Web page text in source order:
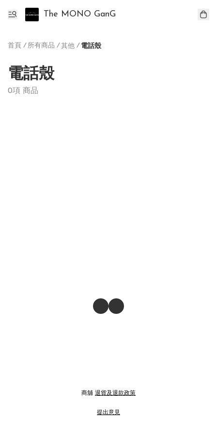
The MONO GanG
首頁 / 所有商品 / 其他 / 電話殼
電話殼
0項 商品
商舖 退貨及退款政策
提出意見